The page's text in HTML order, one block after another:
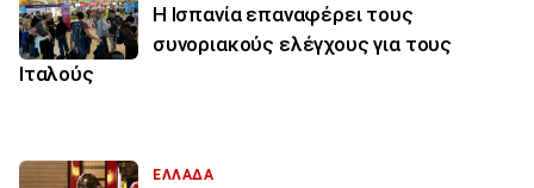
Η Ισπανία επαναφέρει τους
συνοριακούς ελέγχους για τους
Ιταλούς
ΕΛΛΑΔΑ